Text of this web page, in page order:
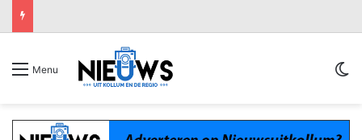
Menu